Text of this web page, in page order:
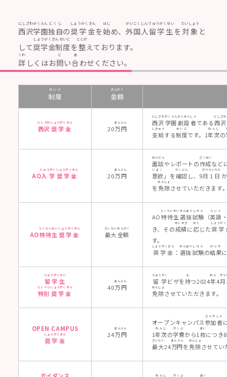
西沢
にしざわ
学園
がくえん
独自
どくじ
の奨学金
しょうがくきん
を始
はじ
め、外国人
がいこくじん
留学生
りゅうがくせい
を対象
たいしょう
と
して奨学金制度
しょうがくきんせいど
を整
ととの
えております。
詳
くわ
しくはお問
と
い合
あ
わせください。
制度
せいど
金額
きんがく
西沢
にしざわ
奨学金
しょうがくきん
20万
まん
円
えん 西沢
にしざわ
学園
がくえん
創設
そうせつ
者
しゃ
である 西沢
にしざわ
支給
しきゅう
する制度
せいど
です。1年次
ねんじ
の
AO入学
にゅうがく
奨学金
しょうがくきん
20万
まん
円
えん
面談
めんだん
やレポートの作成
さくせい
など
意欲
いよく
」を確認
かくにん
し、9月1日
がつついたち
を免除
めんじょ
させていただきます
AO特待生
とくたいせい
奨学金
しょうがくきん
最大
さいだい
全額
ぜんがく
AO特待生
とくたいせい
選抜
せんばつ
試験
しけん
（英語
えいご
き、その成績
せいせき
に応
おう
じた奨学
しょうが
す。
奨学金
しょうがくきん
： 選抜
せんばつ
試験
しけん
の結果
けっか
留学生
りゅうがくせい
特別
とくべつ
奨学金
しょうがくきん 40万
まん
円
えん 留学
りゅうがく
ビザを持
も
つ2024年
ねん
4月
がつ
免除
めんじょ
させていただきます。
OPEN CAMPUS
奨学金
しょうがくきん 24万
まん
円
えん
オープンキャンパス参加
さんか
者
しゃ
1年次
ねんじ
の学費
がくひ
から1 枚
まい
につき8
最大
さいだい
24万円
まんえん
を免除
めんじょ
させてい
ねんじ がくひ まい